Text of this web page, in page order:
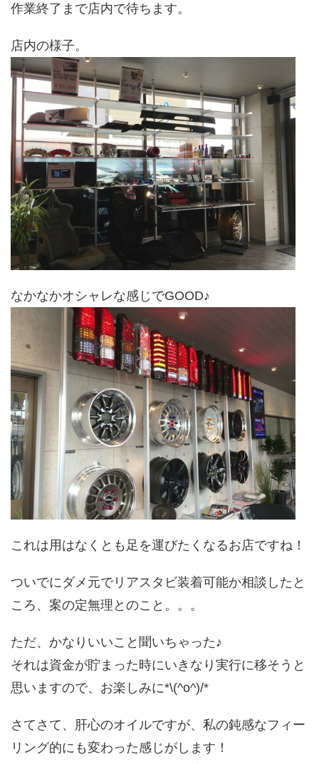
作業終了まで店内で待ちます。
店内の様子。
なかなかオシャレな感じでGOOD♪
これは用はなくとも足を運びたくなるお店ですね！
ついでにダメ元でリアスタビ装着可能か相談したと
ころ、案の定無理とのこと。。。
ただ、かなりいいこと聞いちゃった♪
それは資金が貯まった時にいきなり実行に移そうと
思いますので、お楽しみに*\(^o^)/*
さてさて、肝心のオイルですが、私の鈍感なフィー
リング的にも変わった感じがします！